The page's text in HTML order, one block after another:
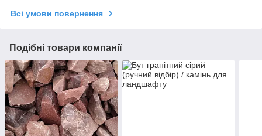
Всі умови повернення
Подібні товари компанії